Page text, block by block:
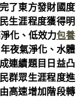
了東方發財國度
生涯程度獲得明
化、低效力包養
夜氣淨化、水體
連續題目日益凸
群眾生涯程度進
高速增加階段轉